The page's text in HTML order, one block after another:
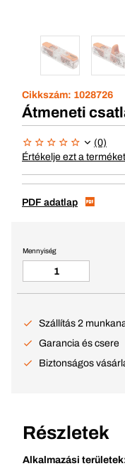
Cikkszám: 1028726
Átmeneti
(0)
Értékelje ezt a
PDF adatlap
Mennyiség
Szállítás 2
Garancia és csere
Biztonságos
Részletek
Alkalmazási